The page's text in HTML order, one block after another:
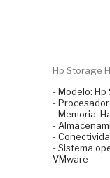
Hp Storage
- Modelo: Hp
-
- Memoria:
-
-
- Sistema
VMware